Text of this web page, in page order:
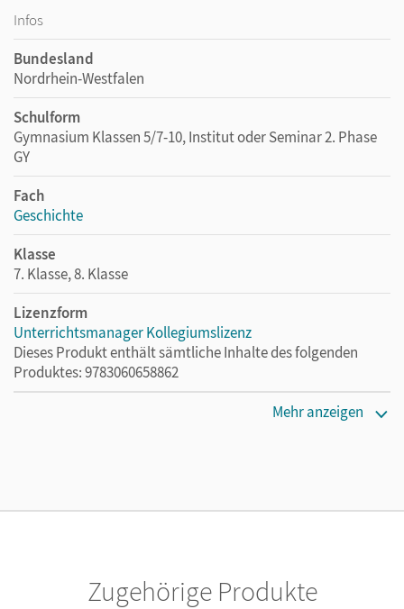
Infos
Bundesland
Nordrhein-Westfalen
Schulform
Gymnasium Klassen 5/7-10, Institut oder Seminar 2. Phase
GY
Fach
Geschichte
Klasse
7. Klasse, 8. Klasse
Lizenzform
Unterrichtsmanager Kollegiumslizenz
Dieses Produkt enthält sämtliche Inhalte des folgenden
Produktes: 9783060658862
Unterrichtsmanagers solange das Lehrwerk erhältlich ist.
Mehr anzeigen
Zugehörige Produkte